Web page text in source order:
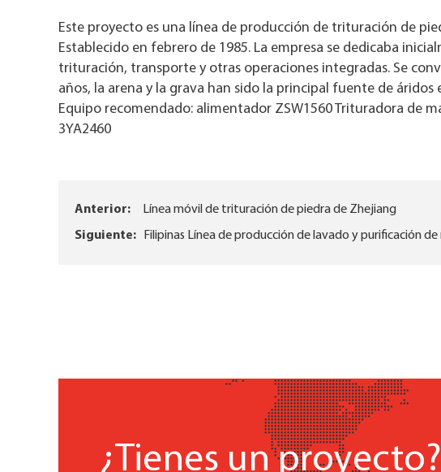
Este proyecto es una línea de producción de trituración de
Establecido en febrero de 1985. La empresa se dedicaba
trituración, transporte y otras operaciones integradas. Se
años, la arena y la grava han sido la principal fuente de áridos
Equipo recomendado: alimentador ZSW1560 Trituradora de
3YA2460
Anterior:
Línea móvil de trituración de piedra de Zhejiang
Siguiente:
Filipinas Línea de producción de lavado y purificación
¿Tienes un proyecto?